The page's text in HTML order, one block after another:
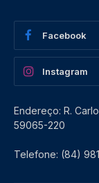
Facebook
Instagram
Endereço: R.
59065-220
Telefone: (84)